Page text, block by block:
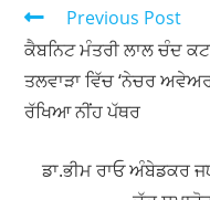
s
A
p
p
e
b
o
o
k
er
Previous Post
ਕੈਬਨਿਟ ਮੰਤਰੀ ਲਾਲ ਚੰਦ
ਤਲਵਾੜਾ ਵਿੱਚ ‘ਨੇਚਰ
ਰੱਖਿਆ ਨੀਂਹ ਪੱਥਰ
ਡਾ.ਭੀਮ ਰਾਓ ਅੰਬੇਡਕਰ